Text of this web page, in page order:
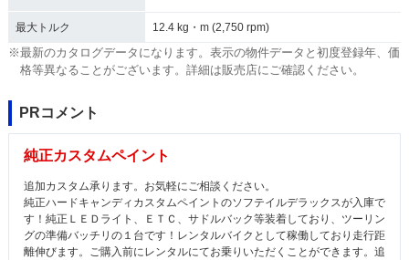
最大トルク 12.4 kg・m (2,750 rpm)
※最新のカタログデータになります。表示の物件データと初度登録年、価
格等異なることがございます。詳細は販売店にご確認ください。
PRコメント
純正カスタムペイント
追加カスタム承ります。お気軽にご相談ください。
純正ハードキャンディカスタムペイントのソフテイルデラックスが入庫で
す！純正ＬＥＤライト、ＥＴＣ、サドルバック等装着しており、ツーリン
グの準備バッチリの１台です！レンタルバイクとして稼働しており走行距
離伸びます。ご購入前にレンタルにてお乗りいただくことができます。追